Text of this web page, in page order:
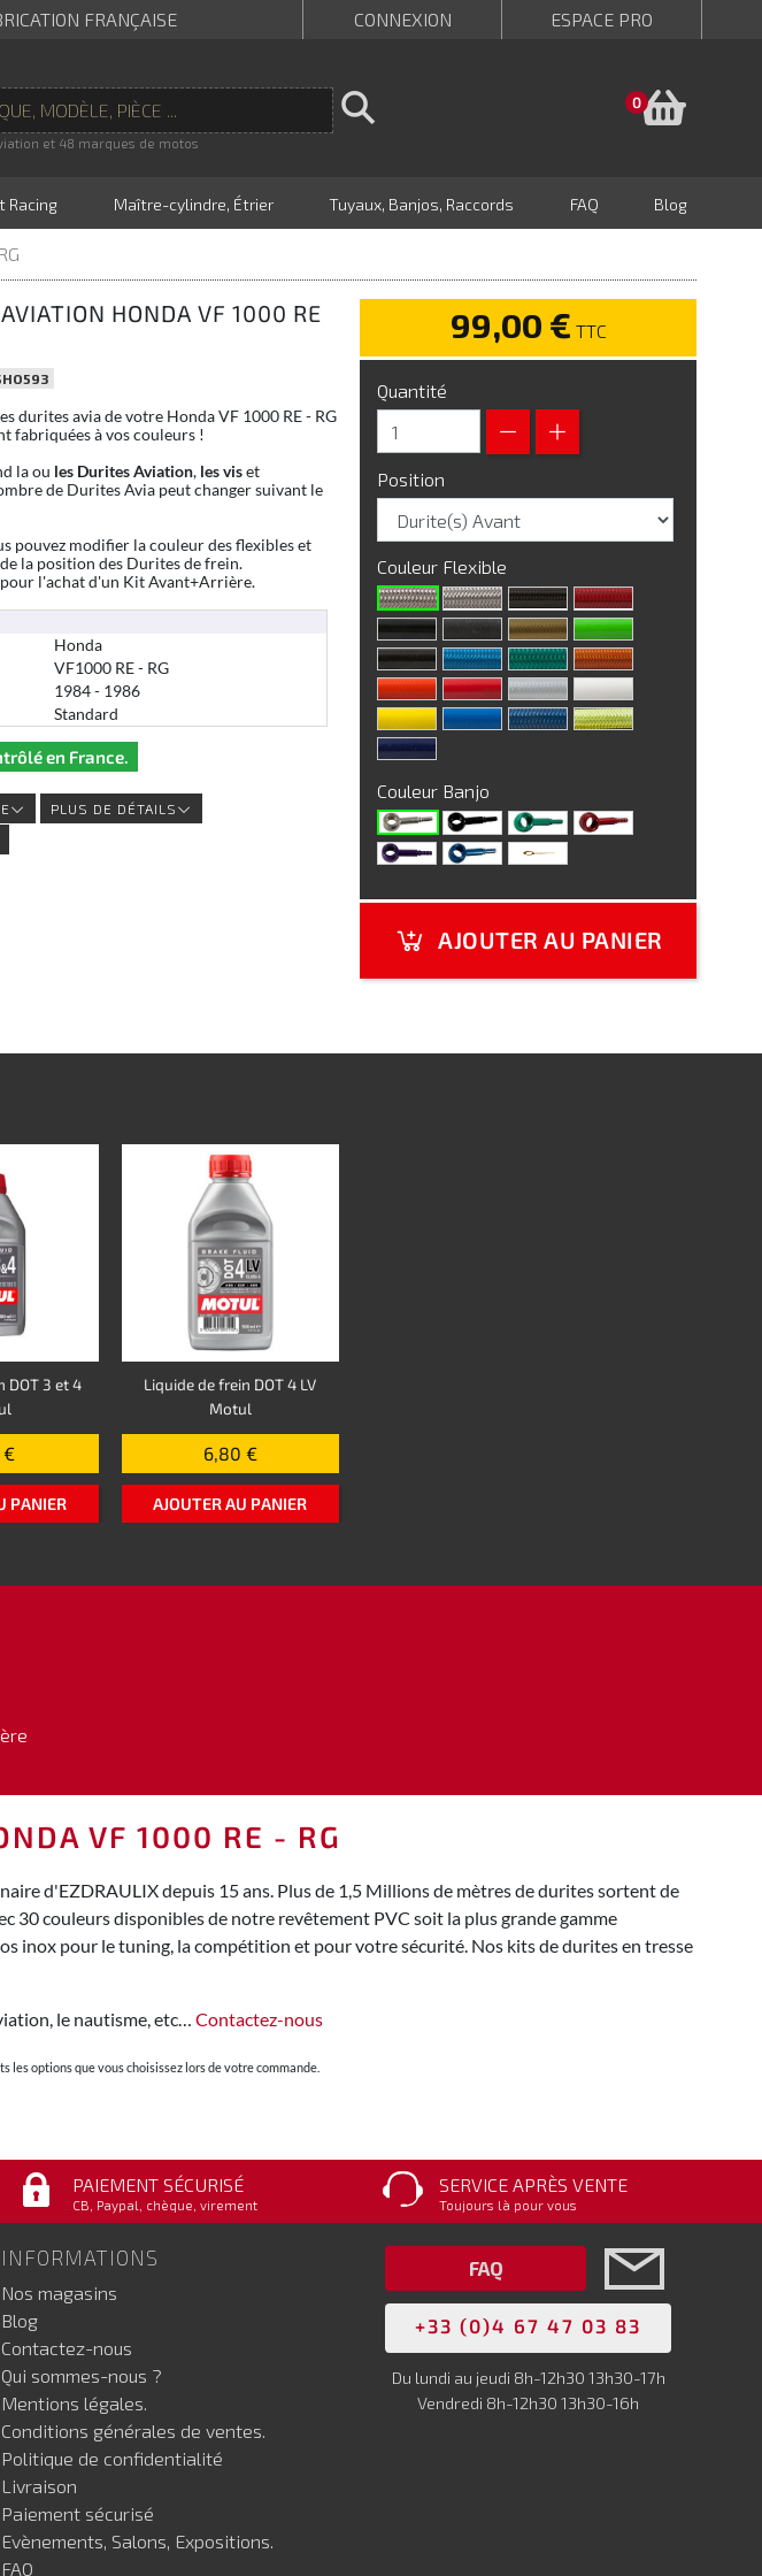
FRANÇAISE CONNEXION ESPACE PRO
et 48 marques de motos
0
Racing Maître-cylindre, Étrier Tuyaux, Banjos, Raccords FAQ Blog
HONDA VF 1000 RE
durites avia de votre Honda VF 1000 RE - RG
fabriquées à vos couleurs !
la ou les Durites Aviation, les viset
de Durites Avia peut changer suivant le
pouvez modifier la couleur des flexibles et
la position des Durites de frein.
l'achat d'un Kit Avant+Arrière.
Honda
VF1000 RE - RG
1984 - 1986
Standard
en France.
PLUS DE DÉTAILS
99,00 € TTC
Quantité
Position
Couleur Flexible
Couleur Banjo
AJOUTER AU PANIER
DOT 3 et 4
€
PANIER
Liquide de frein DOT 4 LV
Motul
6,80 €
AJOUTER AU PANIER
VF 1000 RE - RG
d'EZDRAULIX depuis 15 ans. Plus de 1,5 Millions de mètres de durites sortent de
30 couleurs disponibles de notre revêtement PVC soit la plus grande gamme
inox pour le tuning, la compétition et pour votre sécurité. Nos kits de durites en tresse
le nautisme, etc… Contactez-nous
options que vous choisissez lors de votre commande.
PAIEMENT SÉCURISÉ
CB, Paypal, chèque, virement
SERVICE APRÈS VENTE
Toujours là pour vous
INFORMATIONS
Nos magasins
Blog
Contactez-nous
Qui sommes-nous ?
Mentions légales.
Conditions générales de ventes.
Politique de confidentialité
Livraison
Paiement sécurisé
Evènements, Salons, Expositions.
FAQ
FAQ
+33 (0)4 67 47 03 83
Du lundi au jeudi 8h-12h30 13h30-17h
Vendredi 8h-12h30 13h30-16h